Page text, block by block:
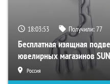
18:03:52 Получили:77
Бесплатная изящная
ювелирных магазинов
Россия